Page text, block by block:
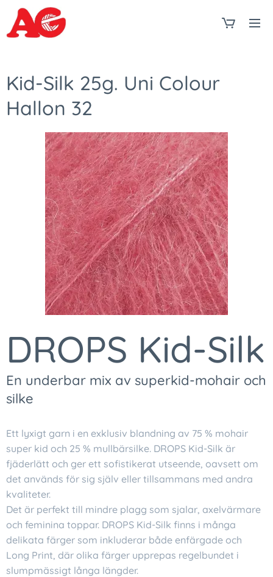
Kid-Silk 25g. Uni Colour
Hallon 32
DROPS Kid-Silk
En underbar mix av superkid-mohair och
silke
Ett lyxigt garn i en exklusiv blandning av 75 % mohair
super kid och 25 % mullbärsilke. DROPS Kid-Silk är
fjäderlätt och ger ett sofistikerat utseende, oavsett om
det används för sig själv eller tillsammans med andra
kvaliteter.
Det är perfekt till mindre plagg som sjalar, axelvärmare
och feminina toppar. DROPS Kid-Silk finns i många
delikata färger som inkluderar både enfärgade och
Long Print, där olika färger upprepas regelbundet i
slumpmässigt långa längder.